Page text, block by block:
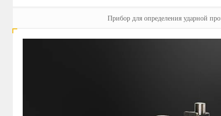
Прибор для определения ударной